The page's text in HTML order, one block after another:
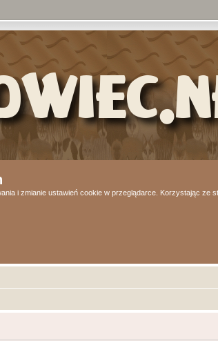
i zmianie ustawień cookie w przeglądarce. Korzystając ze